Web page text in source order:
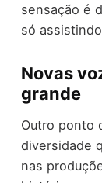
sensação é
só
Novas
grande
Outro ponto
diversidade
nas